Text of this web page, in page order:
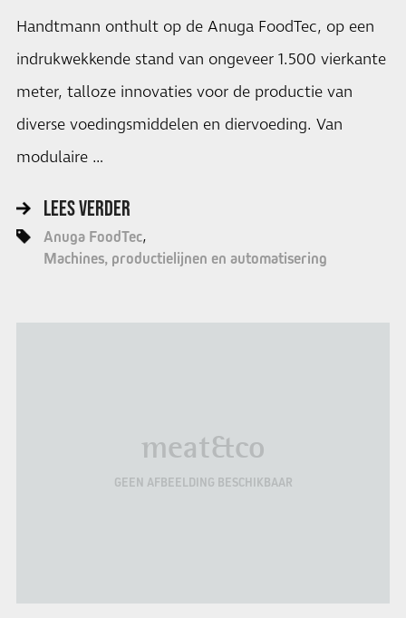
Handtmann onthult op de Anuga FoodTec, op een
indrukwekkende stand van ongeveer 1.500 vierkante
meter, talloze innovaties voor de productie van
diverse voedingsmiddelen en diervoeding. Van
modulaire …
LEES VERDER
Anuga FoodTec
Machines, productielijnen en automatisering
meat&co
GEEN AFBEELDING BESCHIKBAAR